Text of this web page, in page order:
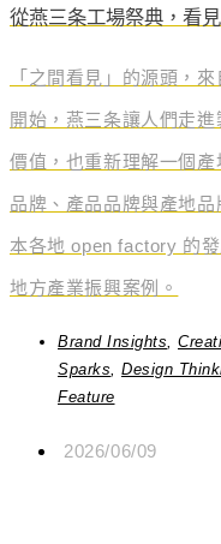
從燕三条工場祭典，看
「之間看見」的源頭，
開始，燕三条讓人們走
價值，也重新理解一個
品牌、產品品牌與產地
本各地 open factory 的
地方產業振興案例。
Brand Insights
Sparks
Design
Feature
2026/06/09